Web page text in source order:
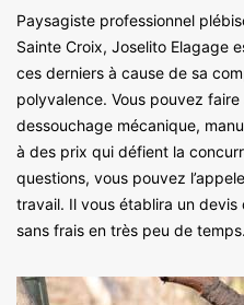
Paysagiste professionnel
Sainte Croix, Joselito Elagage
ces derniers à cause de sa
polyvalence. Vous pouvez
dessouchage mécanique,
à des prix qui défient la
questions, vous pouvez
travail. Il vous établira un
sans frais en très peu de temps.